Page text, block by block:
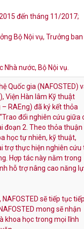
đến tháng 11/2017;
Bộ Nội vụ, Trưởng ban
nước, Bộ Nội vụ.
Quốc gia (NAFOSTED)
Viện Hàn lâm Kỹ thuật
RAEng) đã ký kết thỏa
đổi nghiên cứu giữa
đoạn 2. Theo thỏa thuận
học tự nhiên, kỹ thuật,
trợ thực hiện nghiên cứu
Hợp tác này nằm trong
hỗ trợ nâng cao năng
sẽ tiếp tục tiếp
mong sẽ nhận
khoa học trong mọi lĩnh